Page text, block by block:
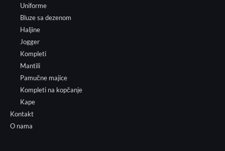
Uniforme
Bluze sa dezenom
Haljine
Jogger
Kompleti
Mantili
Pamučne majice
Kompleti na kopčanje
Kape
Kontakt
O nama